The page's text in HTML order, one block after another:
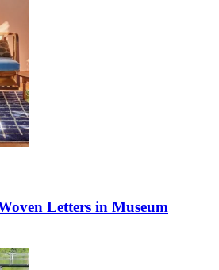
Letters in Museum